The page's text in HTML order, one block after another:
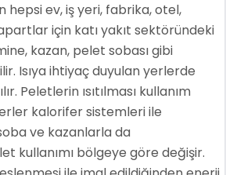
hepsi ev, iş yeri, fabrika, otel,
için katı yakıt sektöründeki
kazan, pelet sobası gibi
Isıya ihtiyaç duyulan yerlerde
Peletlerin ısıtılması kullanım
kalorifer sistemleri ile
soba ve kazanlarla da
kullanımı bölgeye göre değişir.